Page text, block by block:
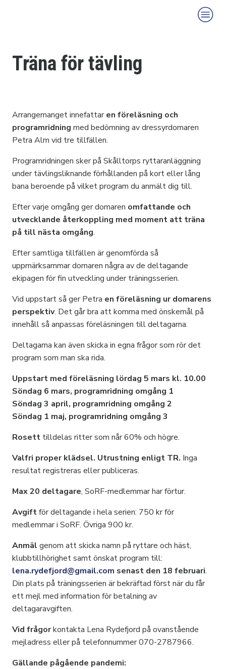
Träna för tävling
Arrangemanget innefattaren föreläsning och
programridning med bedömning av dressyrdomaren
Petra Alm vid tre tillfällen.
Programridningen sker på Skålltorps ryttaranläggning
under tävlingsliknande förhållanden på kort eller lång
bana beroende på vilket program du anmält dig till.
Efter varje omgång ger domaren omfattande och
utvecklande återkoppling med moment att träna
på till nästa omgång.
Efter samtliga tillfällen är genomförda så
uppmärksammar domaren några av de deltagande
ekipagen för fin utveckling under träningsserien.
Vid uppstart så ger Petra en föreläsning ur domarens
perspektiv. Det går bra att komma med önskemål på
innehåll så anpassas föreläsningen till deltagarna.
Deltagarna kan även skicka in egna frågor som rör det
program som man ska rida.
Uppstart med föreläsning lördag 5 mars kl. 10.00
Söndag 6 mars, programridning omgång 1
Söndag 3 april, programridning omgång 2
Söndag 1 maj, programridning omgång 3
Rosett tilldelas ritter som når 60% och högre.
Valfri proper klädsel. Utrustning enligt TR. Inga
resultat registreras eller publiceras.
Max 20 deltagare, SoRF-medlemmar har förtur.
Avgiftför deltagande i hela serien: 750 kr för
medlemmar i SoRF. Övriga 900 kr.
Anmäl genom att skicka namn på ryttare och häst,
klubbtillhörighet samt önskat program till:
lena.rydefjord@gmail.com senast den 18 februari.
Din plats på träningsserien är bekräftad först när du får
ett mejl med information för betalning av
deltagaravgiften.
Vid frågorkontakta Lena Rydefjord på ovanstående
mejladress eller på telefonnummer 070-2787966.
Gällande pågående pandemi: